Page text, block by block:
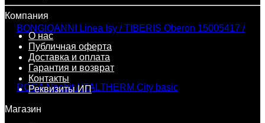
Компания
О нас
Публичная оферта
Доставка и оплата
Гарантия и возврат
Контакты
Реквизиты ИП
Магазин